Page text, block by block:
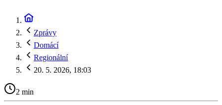
Zprávy
Domácí
Regionální
20. 5. 2026, 18:03
2 min